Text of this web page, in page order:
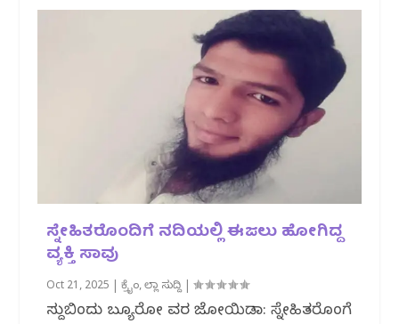
ಸ್ನೇಹಿತರೊಂದಿಗೆ ನದಿಯಲ್ಲಿ ಈಜಲು ಹೋಗಿದ್ದ
ವ್ಯಕ್ತಿ ಸಾವು
Oct 21, 2025 |ಕ್ರೈಂ,ಜಿಲ್ಲಾ ಸುದ್ದಿ |
ಸುದ್ದಿಬಿಂದು ಬ್ಯೂರೋ ವರದಿ ಜೋಯಿಡಾ: ಸ್ನೇಹಿತರೊಂದಿಗೆ